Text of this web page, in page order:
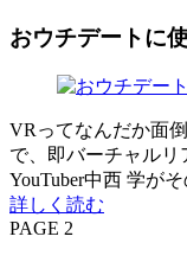
おウチデートに
VRってなんだか面
で、即バーチャルリ
YouTuber中西 学が
詳しく読む
PAGE 2